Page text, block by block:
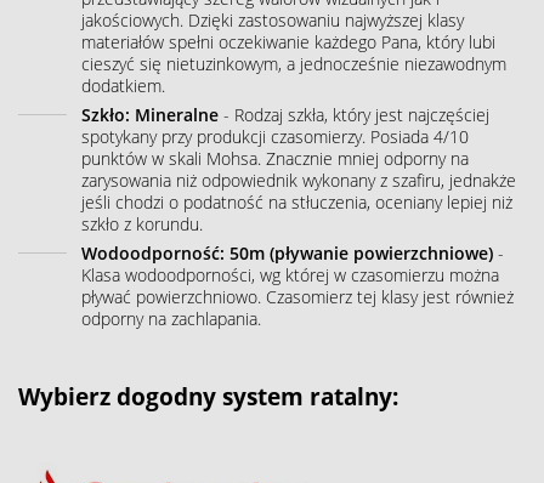
jakościowych. Dzięki zastosowaniu najwyższej klasy
materiałów spełni oczekiwanie każdego Pana, który lubi
cieszyć się nietuzinkowym, a jednocześnie niezawodnym
dodatkiem.
Szkło: Mineralne - Rodzaj szkła, który jest najczęściej
spotykany przy produkcji czasomierzy. Posiada 4/10
punktów w skali Mohsa. Znacznie mniej odporny na
zarysowania niż odpowiednik wykonany z szafiru, jednakże
jeśli chodzi o podatność na stłuczenia, oceniany lepiej niż
szkło z korundu.
Wodoodporność: 50m (pływanie powierzchniowe) -
Klasa wodoodporności, wg której w czasomierzu można
pływać powierzchniowo. Czasomierz tej klasy jest również
odporny na zachlapania.
Wybierz dogodny system ratalny: